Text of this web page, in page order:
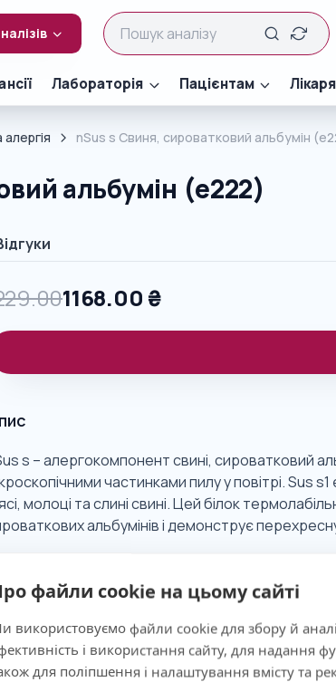
файли cookie на цьому сайті
використовуємо файли cookie для збору й
і використання сайту, для надання
для поліпшення і налаштування вмісту та
Лабораторія Пацієнтам
алергія nSus s Свиня, сироватковий альбумін
альбумін (e222)
1168.00 ₴
s – алергокомпонент свині, сироватковий
частинками пилу у повітрі. Sus
молоці та слині свині. Цей білок
альбумінів і демонструє
значимість